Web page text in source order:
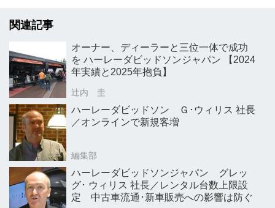
関連記事
オーナー、ディーラーと三位一体で成功
を ハーレーダビッドソンジャパン 【2024
年実績と2025年抱負】
辻内 圭
ハーレーダビッドソン Ｇ･ウィリス 社長
／オンラインで新規客増
編集部
ハーレーダビッドソンジャパン グレッ
グ･ ウィリス 社長／レンタル台数上限設
定 中古車流通･新車販売への影響は防ぐ